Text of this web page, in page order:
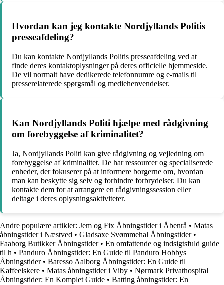
Hvordan kan jeg kontakte Nordjyllands Politis
presseafdeling?
Du kan kontakte Nordjyllands Politis presseafdeling ved at
finde deres kontaktoplysninger på deres officielle hjemmeside.
De vil normalt have dedikerede telefonnumre og e-mails til
presserelaterede spørgsmål og mediehenvendelser.
Kan Nordjyllands Politi hjælpe med rådgivning
om forebyggelse af kriminalitet?
Ja, Nordjyllands Politi kan give rådgivning og vejledning om
forebyggelse af kriminalitet. De har ressourcer og specialiserede
enheder, der fokuserer på at informere borgerne om, hvordan
man kan beskytte sig selv og forhindre forbrydelser. Du kan
kontakte dem for at arrangere en rådgivningssession eller
deltage i deres oplysningsaktiviteter.
Andre populære artikler: Jem og Fix Åbningstider i Åbenrå • Matas
åbningstider i Næstved • Gladsaxe Svømmehal Åbningstider•
Faaborg Butikker Åbningstider• En omfattende og indsigtsfuld guide
til h • Panduro Åbningstider: En Guide til Panduro Hobbys
Åbningstider• Baresso Aalborg Åbningstider: En Guide til
Kaffeelskere • Matas åbningstider i Viby • Nørmark Privathospital
Åbningstider: En Komplet Guide • Batting åbningstider: En